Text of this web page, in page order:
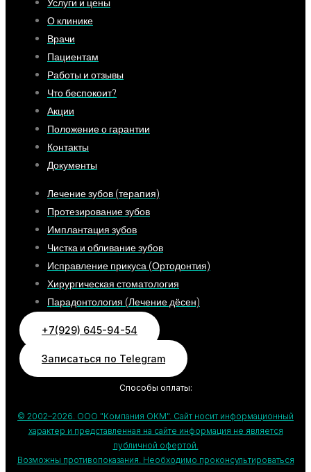
О клинике
Врачи
Пациентам
Работы и отзывы
Что беспокоит?
Акции
Положение о гарантии
Контакты
Документы
Лечение зубов (терапия)
Протезирование зубов
Имплантация зубов
Чистка и обливание зубов
Исправление прикуса (Ортодонтия)
Хирургическая стоматология
Парадонтология (Лечение дёсен)
+7(929) 645-94-54
Записаться по Telegram
Способы оплаты:
© 2002–2026. ООО "Компания ОКМ". Сайт носит информационный
характер и представленная на сайте информация не является
публичной офертой.
Возможны противопоказания. Необходимо проконсультироваться